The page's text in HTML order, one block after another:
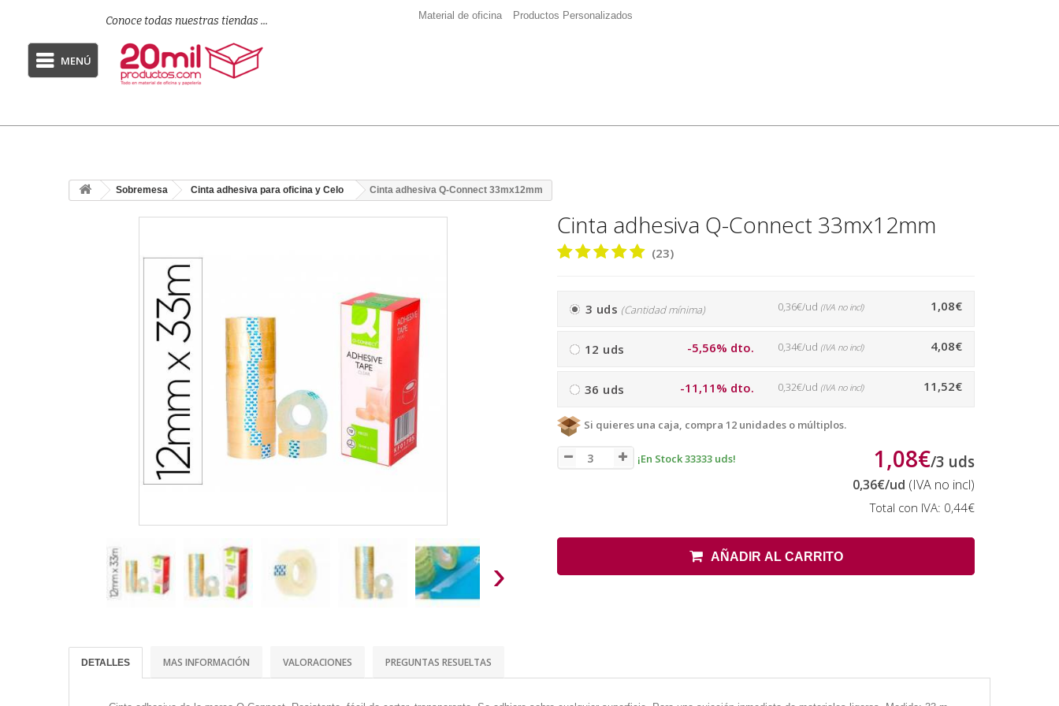
Conoce todas nuestras tiendas ... Material de oficina Productos Personalizados
MENÚ
Sobremesa Cinta adhesiva para oficina y Celo Cinta adhesiva Q-Connect 33mx12mm
›
Cinta adhesiva Q-Connect 33mx12mm
(23)
3 uds (Cantidad mínima) 1,08€
0,36€/ud (IVA no incl)
12 uds -5,56% dto. 4,08€
0,34€/ud (IVA no incl)
36 uds -11,11% dto. 11,52€
0,32€/ud (IVA no incl)
Si quieres una caja, compra 12 unidades o múltiplos.
¡En Stock 33333 uds! 1,08€/3 uds
0,36€/ud (IVA no incl)
Total con IVA: 0,44€
AÑADIR AL CARRITO
DETALLES MAS INFORMACIÓN VALORACIONES PREGUNTAS RESUELTAS